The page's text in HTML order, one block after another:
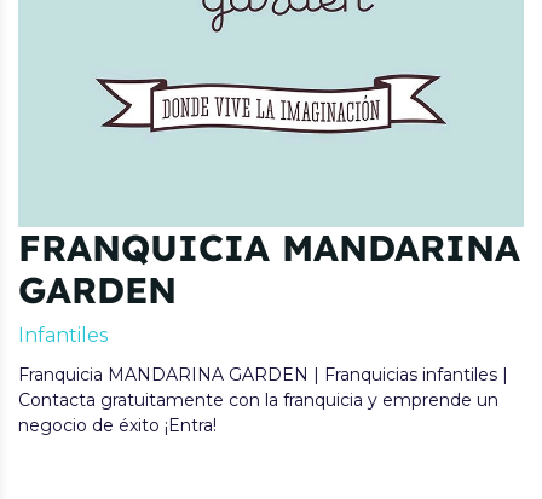
FRANQUICIA MANDARINA
GARDEN
Infantiles
Franquicia MANDARINA GARDEN | Franquicias infantiles |
Contacta gratuitamente con la franquicia y emprende un
negocio de éxito ¡Entra!